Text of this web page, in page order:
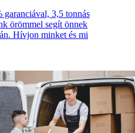
garanciával, 3,5 tonnás
örömmel segít önnek
Hívjon minket és mi